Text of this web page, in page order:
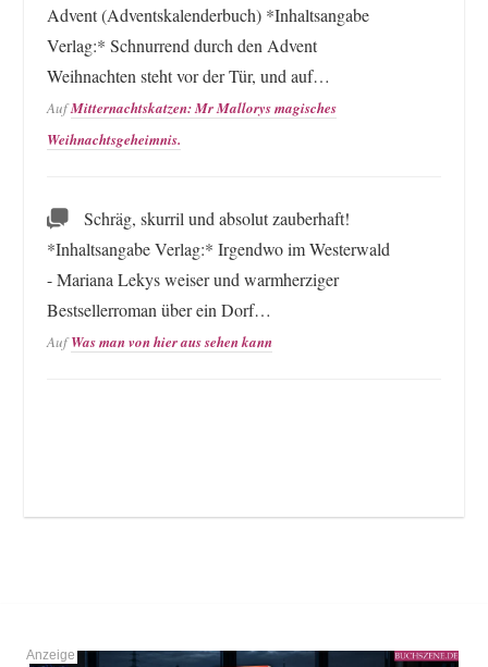
Advent (Adventskalenderbuch) *Inhaltsangabe
Verlag:* Schnurrend durch den Advent
Weihnachten steht vor der Tür, und auf…
AufMitternachtskatzen: Mr Mallorys magisches
Weihnachtsgeheimnis.
Schräg, skurril und absolut zauberhaft!
*Inhaltsangabe Verlag:* Irgendwo im Westerwald
- Mariana Lekys weiser und warmherziger
Bestsellerroman über ein Dorf…
AufWas man von hier aus sehen kann